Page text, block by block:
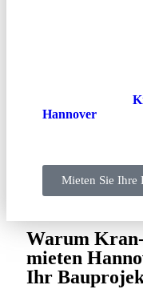
Hannover
Mieten Sie Ihre
Warum
mieten
Ihr